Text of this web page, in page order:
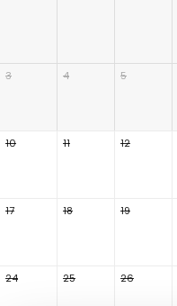
3 4 5
10 11 12
17 18 19
24 25 26